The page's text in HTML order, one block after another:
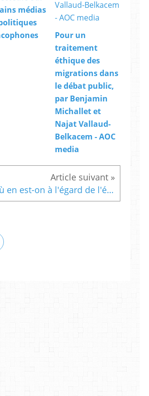
médias
Pour un
traitement
éthique des
migrations dans
le débat public,
par Benjamin
Michallet et
Najat Vallaud-
Belkacem - AOC
media
Où en est-on à l'égard de l'émergence des premières intelligences artificielles générales (IAG) ?